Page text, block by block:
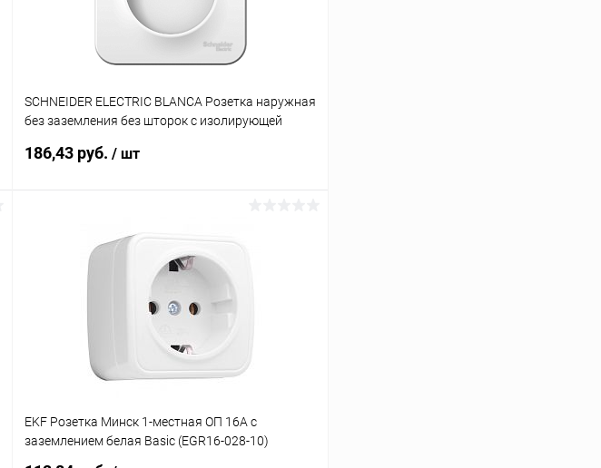
SCHNEIDER ELECTRIC BLANCA Розетка наружная
без заземления без шторок с изолирующей
186,43 руб. / шт
Купить в 1 клик К сравнению
В наличии
EKF Розетка Минск 1-местная ОП 16А с
заземлением белая Basic (EGR16-028-10)